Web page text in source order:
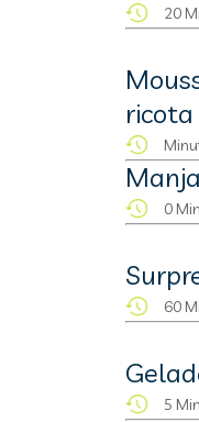
20
0
60
5